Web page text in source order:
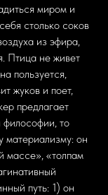
миром и
столько соков
из эфира,
Птица не живет
пользуется,
жуков и поет,
предлагает
то
материализму: он
массе», «толпам
путь: 1) он